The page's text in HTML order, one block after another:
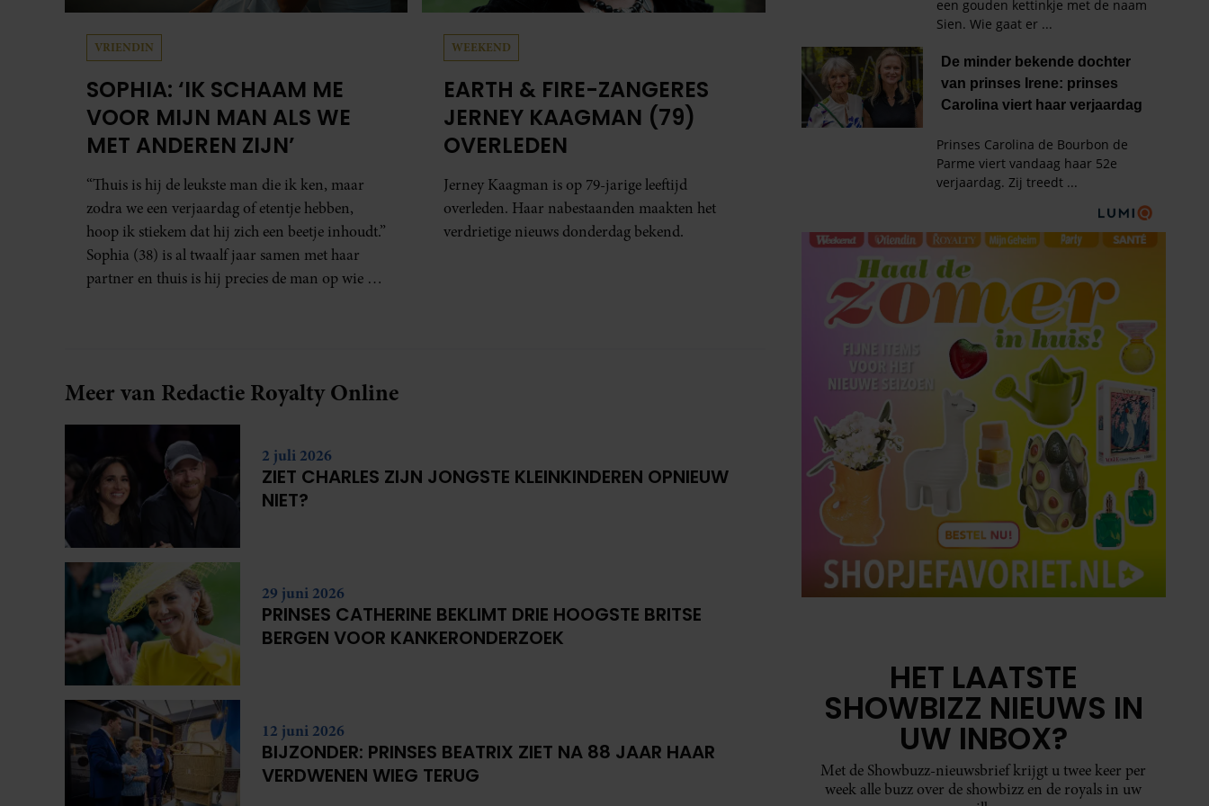
VRIENDIN
SOPHIA: ‘IK SCHAAM ME
VOOR MIJN MAN ALS WE
MET ANDEREN ZIJN’
“Thuis is hij de leukste man die ik ken, maar
zodra we een verjaardag of etentje hebben,
hoop ik stiekem dat hij zich een beetje inhoudt.”
Sophia (38) is al twaalf jaar samen met haar
partner en thuis is hij precies de man op wie ze
WEEKEND
EARTH & FIRE-ZANGERES
JERNEY KAAGMAN (79)
OVERLEDEN
Jerney Kaagman is op 79-jarige leeftijd
overleden. Haar nabestaanden maakten het
verdrietige nieuws donderdag bekend.
Meer van Redactie Royalty Online
2 juli 2026
ZIET CHARLES ZIJN JONGSTE KLEINKINDEREN OPNIEUW
NIET?
29 juni 2026
PRINSES CATHERINE BEKLIMT DRIE HOOGSTE BRITSE
BERGEN VOOR KANKERONDERZOEK
12 juni 2026
BIJZONDER: PRINSES BEATRIX ZIET NA 88 JAAR HAAR
VERDWENEN WIEG TERUG
HET LAATSTE
SHOWBIZZ NIEUWS IN
UW INBOX?
Met de Showbuzz-nieuwsbrief krijgt u twee keer per
week alle buzz over de showbizz en de royals in uw